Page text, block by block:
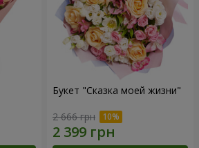
Букет "Сказка моей жизни"
2 666 грн